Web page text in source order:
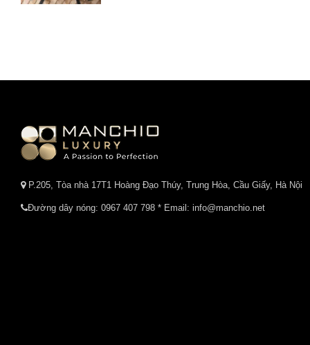
P.205, Tòa nhà 17T1 Hoàng Đạo Thúy, Trung Hòa, Cầu Giấy, Hà Nội
Đường dây nóng: 0967 407 798 * Email: info@manchio.net